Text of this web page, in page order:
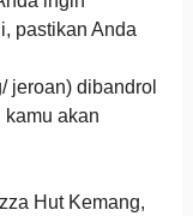
pastikan Anda
jeroan) dibandrol
akan
Hut Kemang,